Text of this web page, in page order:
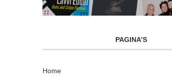
PAGINA’S
Home